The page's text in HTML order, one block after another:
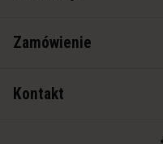
Zamówienie
Kontakt